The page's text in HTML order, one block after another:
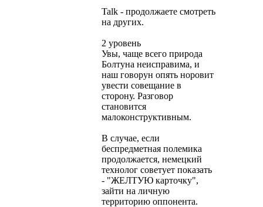
Talk - продолжаете смотреть
на других.
2 уровень
Увы, чаще всего природа
Болтуна неисправима, и
наш говорун опять норовит
увести совещание в
сторону. Разговор
становится
малоконструктивным.
В случае, если
беспредметная полемика
продолжается, немецкий
технолог советует показать
- "ЖЕЛТУЮ карточку",
зайти на личную
территорию оппонента.